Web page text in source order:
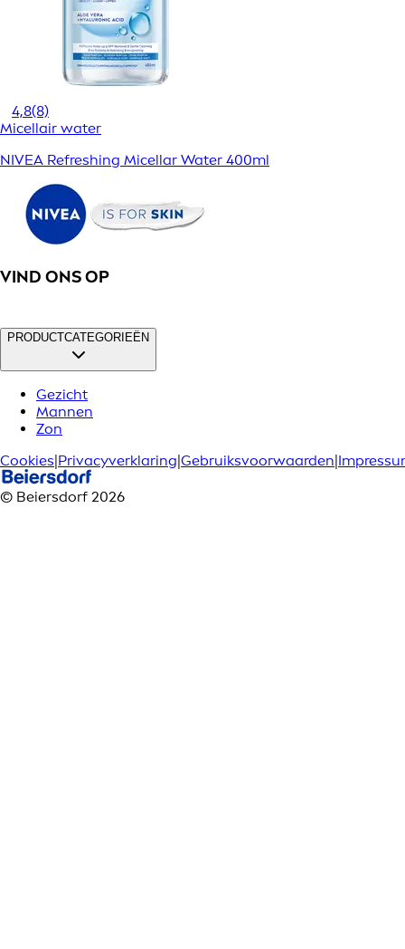
4,8(8)
Micellair water
NIVEA Refreshing Micellar Water 400ml
VIND ONS OP
PRODUCTCATEGORIEËN
Gezicht
Mannen
Zon
Cookies|Privacyverklaring|Gebruiksvoorwaarden|
© Beiersdorf 2026